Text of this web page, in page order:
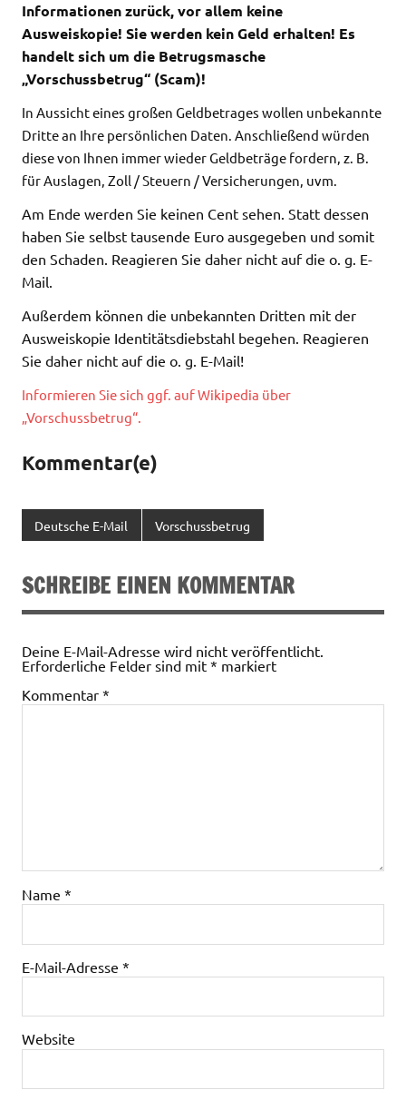
Informationen zurück, vor allem keine
Ausweiskopie! Sie werden kein Geld erhalten! Es
handelt sich um die Betrugsmasche
„Vorschussbetrug“ (Scam)!
In Aussicht eines großen Geldbetrages wollen unbekannte
Dritte an Ihre persönlichen Daten. Anschließend würden
diese von Ihnen immer wieder Geldbeträge fordern, z. B.
für Auslagen, Zoll / Steuern / Versicherungen, uvm.
Am Ende werden Sie keinen Cent sehen. Statt dessen
haben Sie selbst tausende Euro ausgegeben und somit
den Schaden. Reagieren Sie daher nicht auf die o. g. E-
Mail.
Außerdem können die unbekannten Dritten mit der
Ausweiskopie Identitätsdiebstahl begehen. Reagieren
Sie daher nicht auf die o. g. E-Mail!
Informieren Sie sich ggf. auf Wikipedia über
„Vorschussbetrug“.
Kommentar(e)
Deutsche E-Mail Vorschussbetrug
SCHREIBE EINEN KOMMENTAR
Deine E-Mail-Adresse wird nicht veröffentlicht.
Erforderliche Felder sind mit * markiert
Kommentar *
Name *
E-Mail-Adresse *
Website